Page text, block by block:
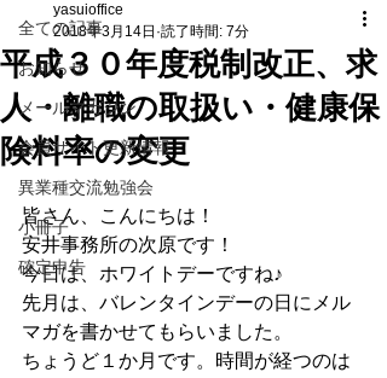
全ての記事
お知らせ
メールマガジン
会員サイト更新情報
異業種交流勉強会
小冊子
確定申告
平成３０年度税制改正、求
人・離職の取扱い・健康保
険料率の変更
yasuioffice
2018年3月14日 読了時間: 7分
皆さん、こんにちは！
安井事務所の次原です！
今日は、ホワイトデーですね♪
先月は、バレンタインデーの日にメル
マガを書かせてもらいました。
ちょうど１か月です。時間が経つのは